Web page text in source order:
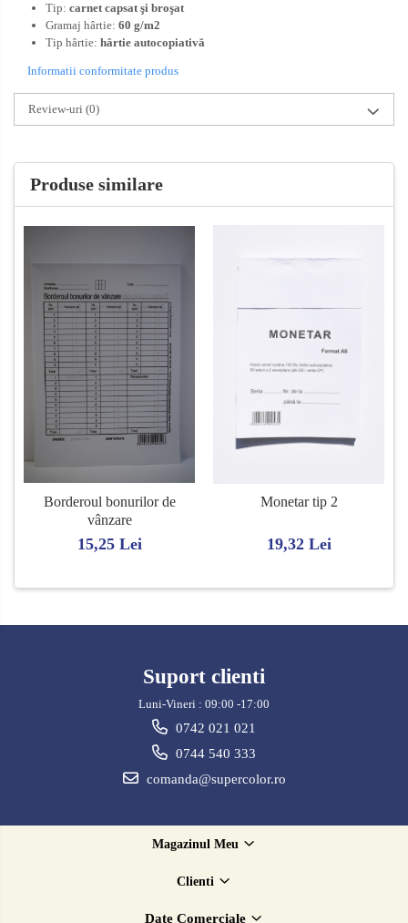
Tip: carnet capsat şi broşat
Gramaj hârtie: 60 g/m2
Tip hârtie: hârtie autocopiativă
Informatii conformitate produs
Review-uri (0)
Produse similare
Borderoul bonurilor de
vânzare
15,25 Lei
Monetar tip 2
19,32 Lei
Suport clienti
Luni-Vineri : 09:00 -17:00
0742 021 021
0744 540 333
comanda@supercolor.ro
Magazinul Meu
Clienti
Date Comerciale